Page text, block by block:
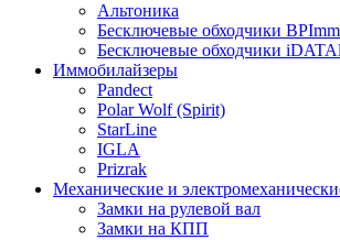
Альтоника
Бесключевые обходчики
Бесключевые обходчики
Иммобилайзеры
Pandect
Polar Wolf (Spirit)
StarLine
IGLA
Prizrak
Механические и
Замки на рулевой вал
Замки на КПП